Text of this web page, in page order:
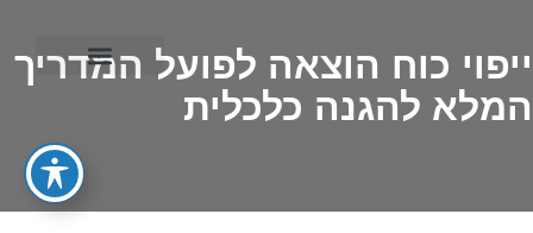
ייפוי כוח הוצאה לפועל המדריך
המלא להגנה כלכלית